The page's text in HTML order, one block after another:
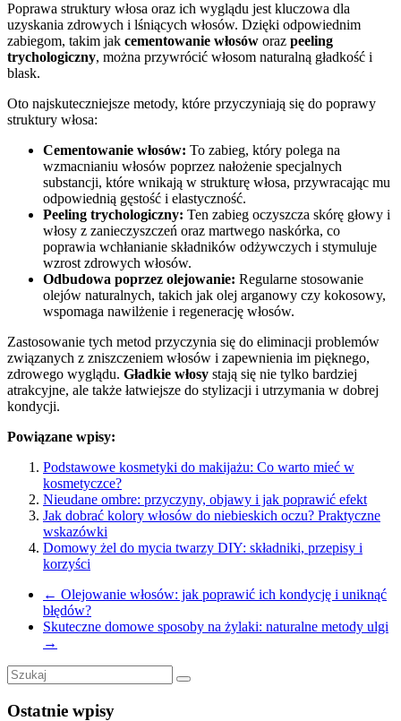
Poprawa struktury włosa oraz ich wyglądu jest kluczowa dla
uzyskania zdrowych i lśniących włosów. Dzięki odpowiednim
zabiegom, takim jak cementowanie włosów oraz peeling
trychologiczny, można przywrócić włosom naturalną gładkość i
blask.
Oto najskuteczniejsze metody, które przyczyniają się do poprawy
struktury włosa:
Cementowanie włosów: To zabieg, który polega na
wzmacnianiu włosów poprzez nałożenie specjalnych
substancji, które wnikają w strukturę włosa, przywracając mu
odpowiednią gęstość i elastyczność.
Peeling trychologiczny: Ten zabieg oczyszcza skórę głowy i
włosy z zanieczyszczeń oraz martwego naskórka, co
poprawia wchłanianie składników odżywczych i stymuluje
wzrost zdrowych włosów.
Odbudowa poprzez olejowanie: Regularne stosowanie
olejów naturalnych, takich jak olej arganowy czy kokosowy,
wspomaga nawilżenie i regenerację włosów.
Zastosowanie tych metod przyczynia się do eliminacji problemów
związanych z zniszczeniem włosów i zapewnienia im pięknego,
zdrowego wyglądu. Gładkie włosy stają się nie tylko bardziej
atrakcyjne, ale także łatwiejsze do stylizacji i utrzymania w dobrej
kondycji.
Powiązane wpisy:
Podstawowe kosmetyki do makijażu: Co warto mieć w
kosmetyczce?
Nieudane ombre: przyczyny, objawy i jak poprawić efekt
Jak dobrać kolory włosów do niebieskich oczu? Praktyczne
wskazówki
Domowy żel do mycia twarzy DIY: składniki, przepisy i
korzyści
← Olejowanie włosów: jak poprawić ich kondycję i uniknąć
błędów?
Skuteczne domowe sposoby na żylaki: naturalne metody ulgi
→
Ostatnie wpisy